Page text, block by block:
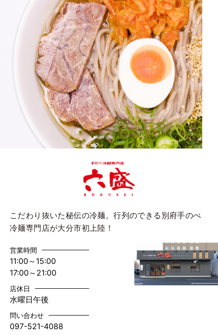
こだわり抜いた秘伝の冷麺。行列のできる別府手のべ
冷麺専門店が大分市初上陸！
営業時間
11:00～15:00
17:00～21:00
店休日
水曜日午後
問い合わせ
097-521-4088